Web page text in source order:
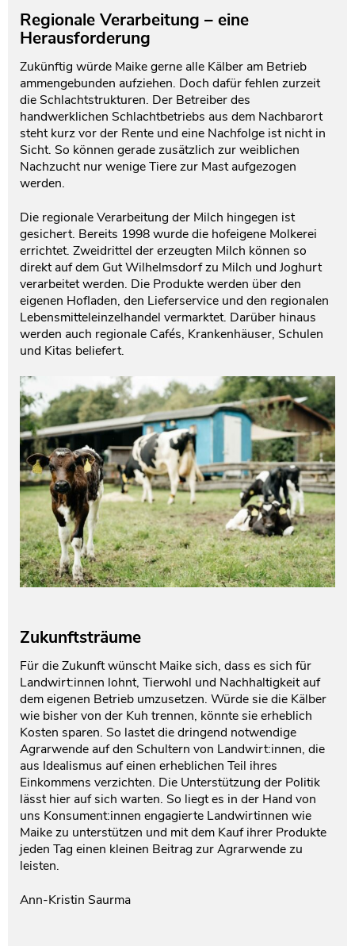
Regionale Verarbeitung – eine
Herausforderung
Zukünftig würde Maike gerne alle Kälber am Betrieb
ammengebunden aufziehen. Doch dafür fehlen zurzeit
die Schlachtstrukturen. Der Betreiber des
handwerklichen Schlachtbetriebs aus dem Nachbarort
steht kurz vor der Rente und eine Nachfolge ist nicht in
Sicht. So können gerade zusätzlich zur weiblichen
Nachzucht nur wenige Tiere zur Mast aufgezogen
werden.
Die regionale Verarbeitung der Milch hingegen ist
gesichert. Bereits 1998 wurde die hofeigene Molkerei
errichtet. Zweidrittel der erzeugten Milch können so
direkt auf dem Gut Wilhelmsdorf zu Milch und Joghurt
verarbeitet werden. Die Produkte werden über den
eigenen Hofladen, den Lieferservice und den regionalen
Lebensmitteleinzelhandel vermarktet. Darüber hinaus
werden auch regionale Cafés, Krankenhäuser, Schulen
und Kitas beliefert.
Zukunftsträume
Für die Zukunft wünscht Maike sich, dass es sich für
Landwirt:innen lohnt, Tierwohl und Nachhaltigkeit auf
dem eigenen Betrieb umzusetzen. Würde sie die Kälber
wie bisher von der Kuh trennen, könnte sie erheblich
Kosten sparen. So lastet die dringend notwendige
Agrarwende auf den Schultern von Landwirt:innen, die
aus Idealismus auf einen erheblichen Teil ihres
Einkommens verzichten. Die Unterstützung der Politik
lässt hier auf sich warten. So liegt es in der Hand von
uns Konsument:innen engagierte Landwirtinnen wie
Maike zu unterstützen und mit dem Kauf ihrer Produkte
jeden Tag einen kleinen Beitrag zur Agrarwende zu
leisten.
Ann-Kristin Saurma